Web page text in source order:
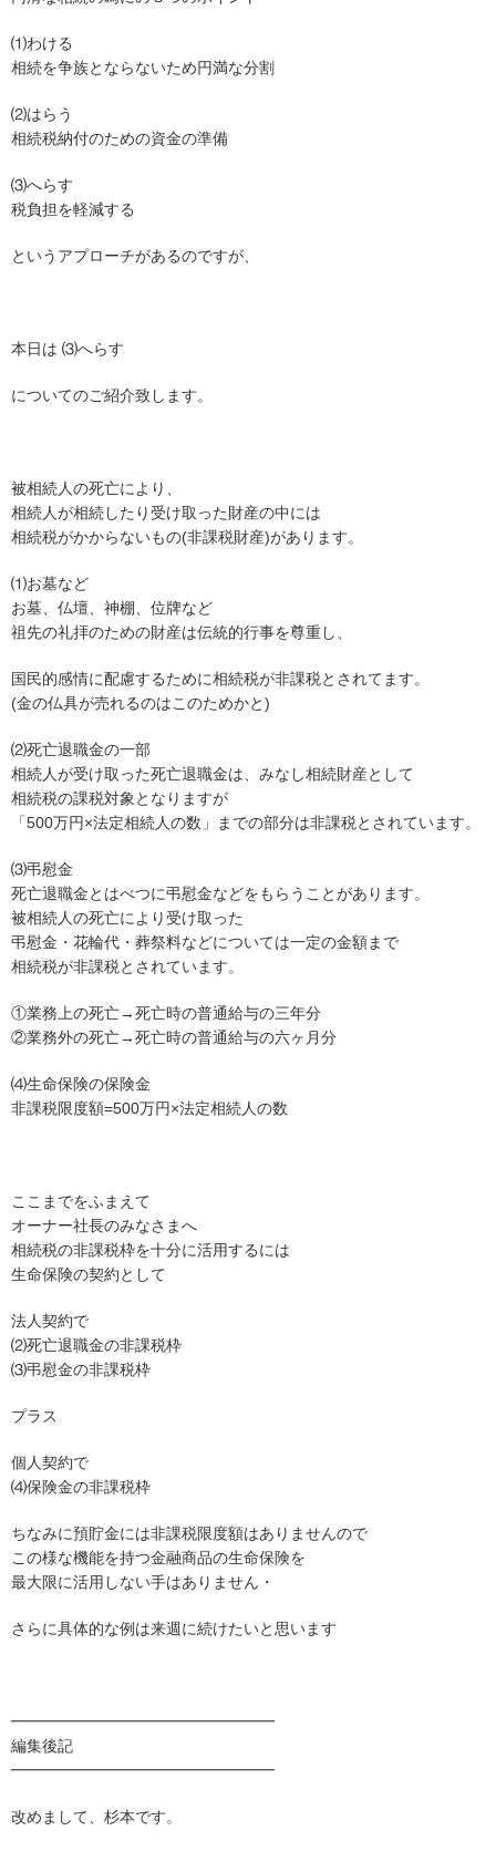
⑴わける
相続を争族とならないため円満な分割
⑵はらう
相続税納付のための資金の準備
⑶へらす
税負担を軽減する
というアプローチがあるのですが、
本日は ⑶へらす
についてのご紹介致します。
被相続人の死亡により、
相続人が相続したり受け取った財産の中には
相続税がかからないもの(非課税財産)があります。
⑴お墓など
お墓、仏壇、神棚、位牌など
祖先の礼拝のための財産は伝統的行事を尊重し、
国民的感情に配慮するために相続税が非課税とされてます。
(金の仏具が売れるのはこのためかと)
⑵死亡退職金の一部
相続人が受け取った死亡退職金は、みなし相続財産として
相続税の課税対象となりますが
「500万円×法定相続人の数」までの部分は非課税とされています。
⑶弔慰金
死亡退職金とはべつに弔慰金などをもらうことがあります。
被相続人の死亡により受け取った
弔慰金・花輪代・葬祭料などについては一定の金額まで
相続税が非課税とされています。
①業務上の死亡→死亡時の普通給与の三年分
②業務外の死亡→死亡時の普通給与の六ヶ月分
⑷生命保険の保険金
非課税限度額=500万円×法定相続人の数
ここまでをふまえて
オーナー社長のみなさまへ
相続税の非課税枠を十分に活用するには
生命保険の契約として
法人契約で
⑵死亡退職金の非課税枠
⑶弔慰金の非課税枠
プラス
個人契約で
⑷保険金の非課税枠
ちなみに預貯金には非課税限度額はありませんので
この様な機能を持つ金融商品の生命保険を
最大限に活用しない手はありません・
さらに具体的な例は来週に続けたいと思います
━━━━━━━━━━━━━━━━━
編集後記
━━━━━━━━━━━━━━━━━
改めまして、杉本です。